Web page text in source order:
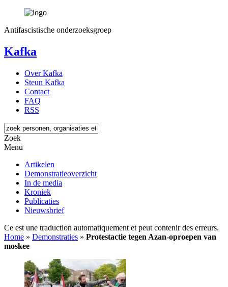
Antifascistische onderzoeksgroep
Kafka
Over Kafka
Steun Kafka
Contact
FAQ
RSS
Zoek
Menu
Artikelen
Demonstratieoverzicht
In de media
Kroniek
Publicaties
Nieuwsbrief
Ce est une traduction automatiquement et peut contenir des erreurs.
Home » Demonstraties » Protestactie tegen Azan-oproepen van
moskee